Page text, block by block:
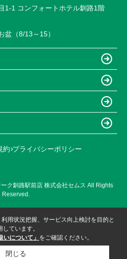
1-1 コンフォートホテル釧路1階
盆（8/13～15）
約 プライバシーポリシー
ク釧路駅前店 株式会社セムス All Rights
Reserved.
用状況把握、サービス向上検討を目的と
ています。
いについて」 をご確認ください。
閉じる